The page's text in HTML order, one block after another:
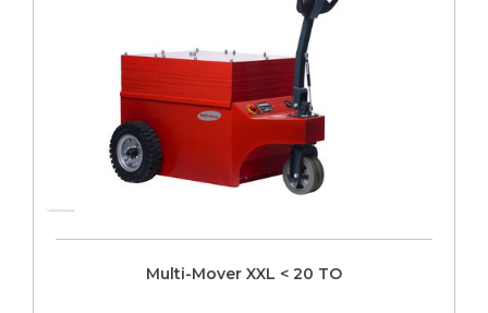
Multi-Mover XXL < 20 TO